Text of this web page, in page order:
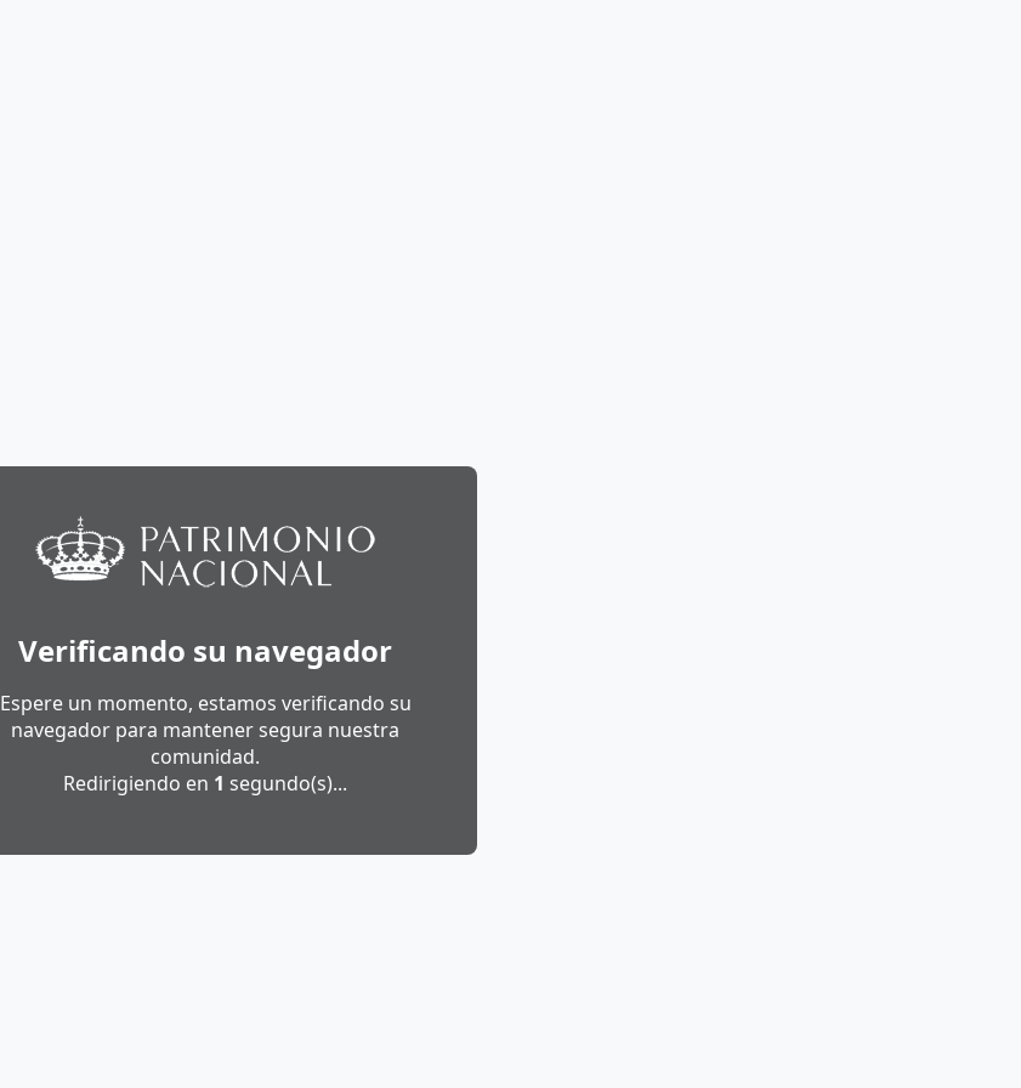
Verificando su navegador
Espere un momento, estamos verificando su
navegador para mantener segura nuestra
comunidad.
Redirigiendo en 1 segundo(s)...